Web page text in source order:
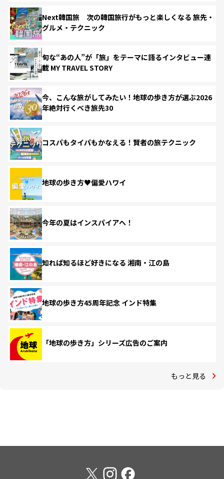
Next韓国旅 次の韓国旅行がもっと楽しくなる 旅先・
グルメ・テクニック
旬な“あの人”が「旅」をテーマに語るインタビュー連
載 MY TRAVEL STORY
今、こんな旅がしてみたい！地球の歩き方が選ぶ2026
年絶対行くべき旅先30
コスパもタイパもかなえる！賢者の旅テクニック
地球の歩き方♥偏愛ハワイ
今年の夏はインスパイアへ！
知れば知るほど好きになる 湘南・江の島
地球の歩き方45周年記念 インド特集
「地球の歩き方」シリーズ広告のご案内
もっと見る